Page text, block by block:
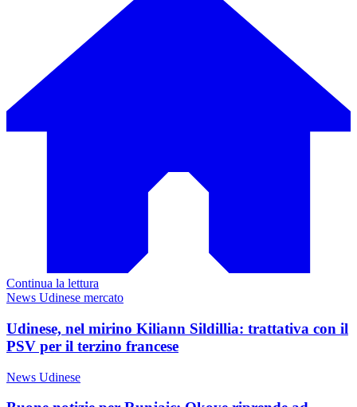
Continua la lettura
News Udinese mercato
Udinese, nel mirino Kiliann Sildillia: trattativa con il
PSV per il terzino francese
News Udinese